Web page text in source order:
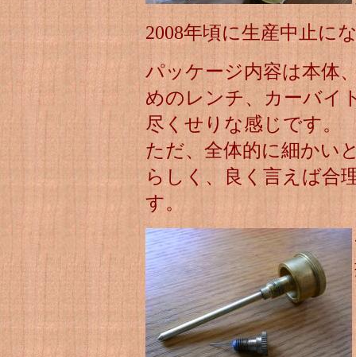
2008年頃に生産中止に
パッケージ内容は本体
めのレンチ、カーバイ
尽くせりな感じです。
ただ、全体的に細かい
らしく、良く言えば合
す。